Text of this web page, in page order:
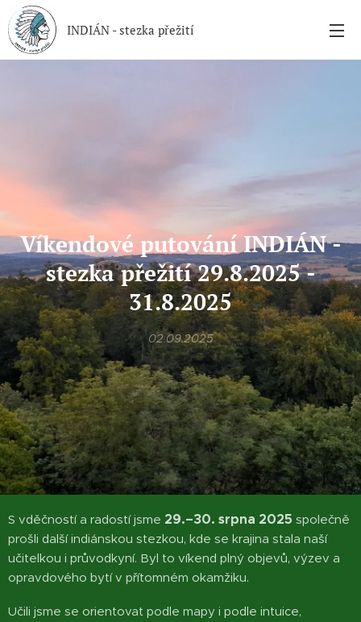
INDIÁN - stezka přežití
Víkendové putování INDIÁN -
stezka přežití 29.8.2025 -
31.8.2025
02.09.2025
S vděčností a radostí jsme 29.–30. srpna 2025 společně
prošli další indiánskou stezkou, kde se krajina stala naší
učitelkou i průvodkyní. Byl to víkend plný objevů, výzev a
opravdového bytí v přítomném okamžiku.
Učili jsme se orientovat podle mapy i podle intuice,